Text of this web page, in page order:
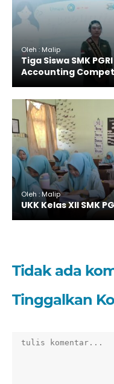
Oleh : Malip
Tiga Siswa SMK
Accounting
Oleh : Malip
UKK Kelas XII SMK
Tidak ada
Tinggalkan